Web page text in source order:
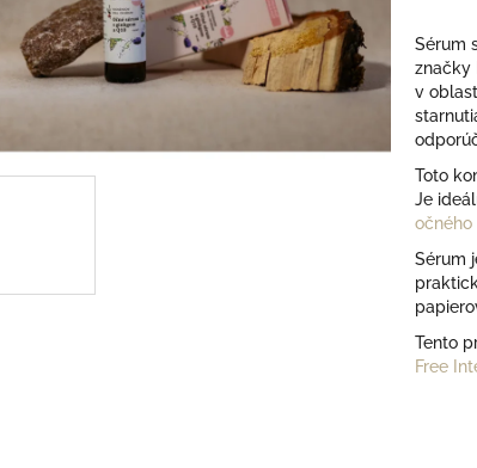
Sérum
značky
v
Toto k
Je
očného
Sérum
Tento
Free